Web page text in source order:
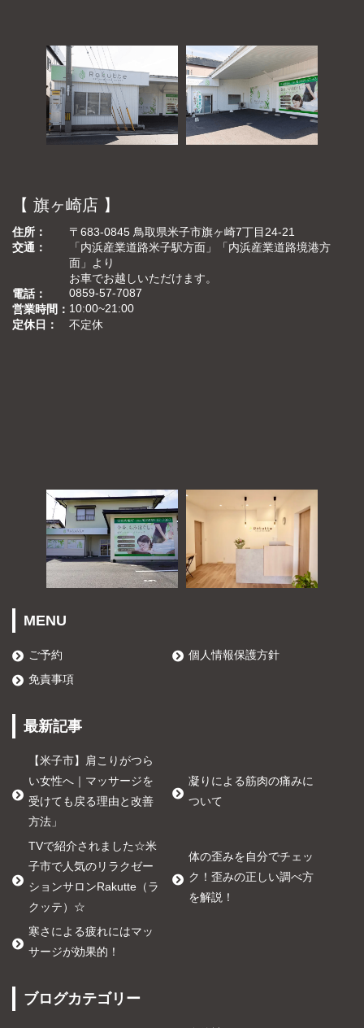
【 旗ヶ崎店 】
住所
〒683-0845 鳥取県米子市旗ヶ崎7丁目24-21
交通
「内浜産業道路米子駅方面」「内浜産業道路境港方
面」より
お車でお越しいただけます。
電話
0859-57-7087
営業時間
10:00~21:00
定休日
不定休
MENU
ご予約
個人情報保護方針
免責事項
最新記事
【米子市】肩こりがつら
い女性へ｜マッサージを
受けても戻る理由と改善
方法」
凝りによる筋肉の痛みに
ついて
TVで紹介されました☆米
子市で人気のリラクゼー
ションサロンRakutte（ラ
クッテ）☆
体の歪みを自分でチェッ
ク！歪みの正しい調べ方
を解説！
寒さによる疲れにはマッ
サージが効果的！
ブログカテゴリー